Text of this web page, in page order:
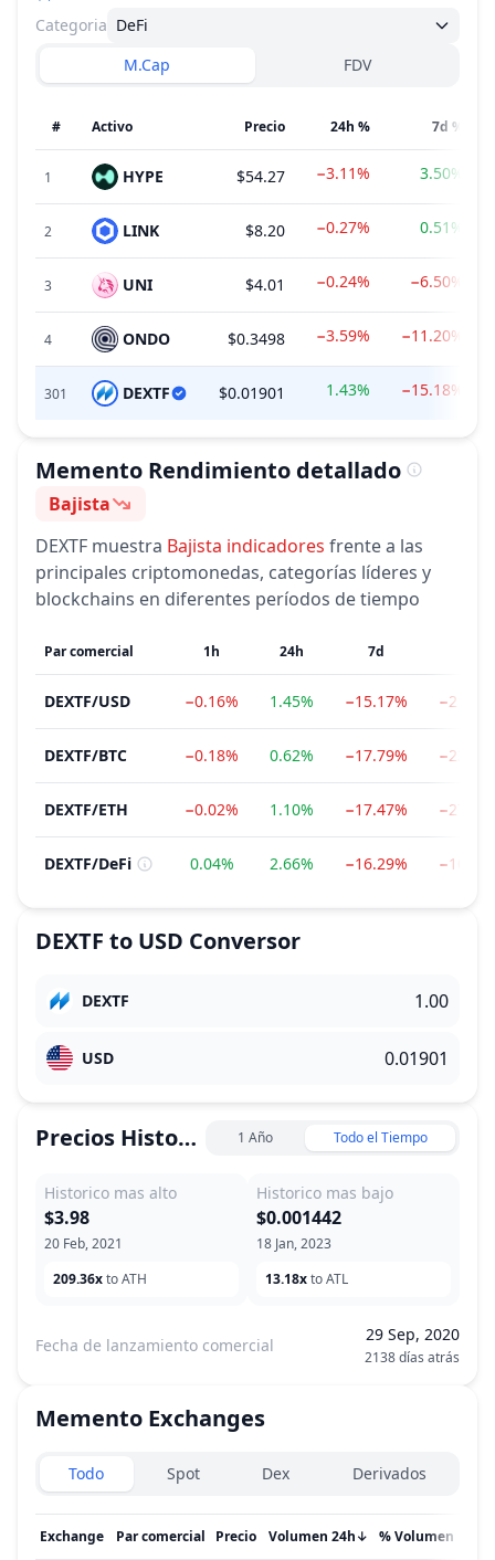
Categoria DeFi
M.Cap
FDV
# Activo Precio 24h % 7d %
1 HYPE $54.27 −3.11% 3.50%
2 LINK $8.20 −0.27% 0.51%
3 UNI $4.01 −0.24% −6.50%
4 ONDO $0.3498 −3.59% −11.20%
301 DEXTF $0.01901 1.43% −15.18%
Memento Rendimiento detallado
Sentimiento
Bajista
DEXTF muestra Bajista indicadores frente a las
principales criptomonedas, categorías líderes y
blockchains en diferentes períodos de tiempo
Par comercial 1h 24h 7d
DEXTF/USD −0.16% 1.45% −15.17%
DEXTF/BTC −0.18% 0.62% −17.79%
DEXTF/ETH −0.02% 1.10% −17.47%
DEXTF/DeFi 0.04% 2.66% −16.29%
DEXTF to USD Conversor
DEXTF
USD
Precios Historicos 1 Año Todo el Tiempo
Historico mas alto
20 Feb, 2021
$3.98
209.36xto ATH
Historico mas bajo
18 Jan, 2023
$0.001442
13.18xto ATL
Fecha de lanzamiento comercial
29 Sep, 2020
2138 días atrás
Memento Exchanges
Exchanges type
Todo Spot Dex Derivados
Exchange Par comercial Precio ↓
Volumen 24h % Volumen